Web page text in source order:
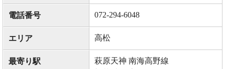
電話番号 072-294-6048
エリア 高松
最寄り駅
萩原天神 南海高野線